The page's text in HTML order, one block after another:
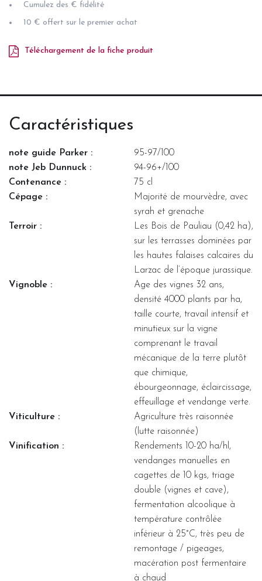
Cumulez des € fidélité
10 € offert sur le premier achat
Téléchargement de la fiche produit
Caractéristiques
note guide Parker :
95-97/100
note Jeb Dunnuck :
94-96+/100
Contenance :
75 cl
Cépage :
Majorité de mourvèdre, avec
syrah et grenache
Terroir :
Les Bois de Pauliau (0,42 ha),
sur les terrasses dominées par
les hautes falaises calcaires du
Larzac de l’époque jurassique.
Vignoble :
Age des vignes 32 ans,
densité 4000 plants par ha,
taille courte, travail intensif et
minutieux sur la vigne
comprenant le travail
mécanique de la terre plutôt
que chimique,
ébourgeonnage, éclaircissage,
effeuillage et vendange verte.
Viticulture :
Agriculture très raisonnée
(lutte raisonnée)
Vinification :
Rendements 10-20 ha/hl,
vendanges manuelles en
cagettes de 10 kgs, triage
double (vignes et cave),
fermentation alcoolique à
température contrôlée
inférieur à 25°C, très peu de
remontage / pigeages,
macération post fermentaire
à chaud